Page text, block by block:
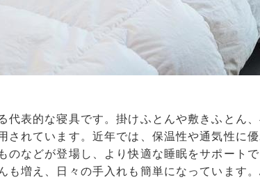
代表的な寝具です。掛けふとんや敷きふとん
されています。近年では、保温性や通気性に
のなどが登場し、より快適な睡眠をサポート
も増え、日々の手入れも簡単になっています